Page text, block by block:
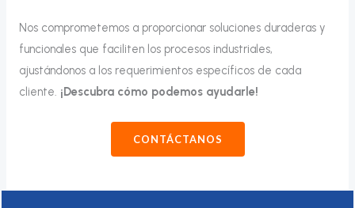
Nos comprometemos a proporcionar soluciones duraderas y
funcionales que faciliten los procesos industriales,
ajustándonos a los requerimientos específicos de cada
cliente. ¡Descubra cómo podemos ayudarle!
CONTÁCTANOS